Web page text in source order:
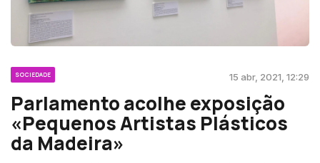
SOCIEDADE 15 abr, 2021, 12:29
Parlamento acolhe exposição
«Pequenos Artistas Plásticos
da Madeira»